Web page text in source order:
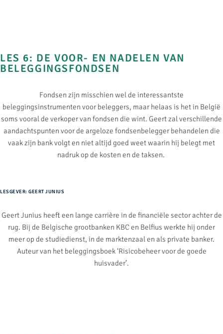
LES 6: DE VOOR- EN NADELEN VAN
BELEGGINGSFONDSEN​
Fondsen zijn misschien wel de interessantste
beleggingsinstrumenten voor beleggers, maar helaas is het in België
soms vooral de verkoper van fondsen die wint. Geert zal verschillende
aandachtspunten voor de argeloze fondsenbelegger behandelen die
vaak zijn bank volgt en niet altijd goed weet waarin hij belegt met
nadruk op de kosten en de taksen.
LESGEVER: GEERT JUNIUS
Geert Junius heeft een lange carrière in de financiële sector achter de
rug. Bij de Belgische grootbanken KBC en Belfius werkte hij onder
meer op de studiedienst, in de marktenzaal en als private banker.
Auteur van het beleggingsboek ‘Risicobeheer voor de goede
huisvader’.